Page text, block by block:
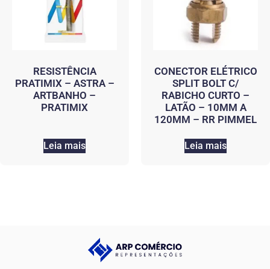
RESISTÊNCIA
PRATIMIX – ASTRA –
ARTBANHO –
PRATIMIX
Leia mais
CONECTOR ELÉTRICO
SPLIT BOLT C/
RABICHO CURTO –
LATÃO – 10MM A
120MM – RR PIMMEL
Leia mais